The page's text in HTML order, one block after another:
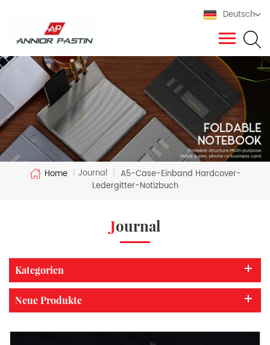
Deutsch
Home | Journal | A5-Case-Einband Hardcover-
Ledergitter-Notizbuch
Journal
Kategorien
Neue Produkte